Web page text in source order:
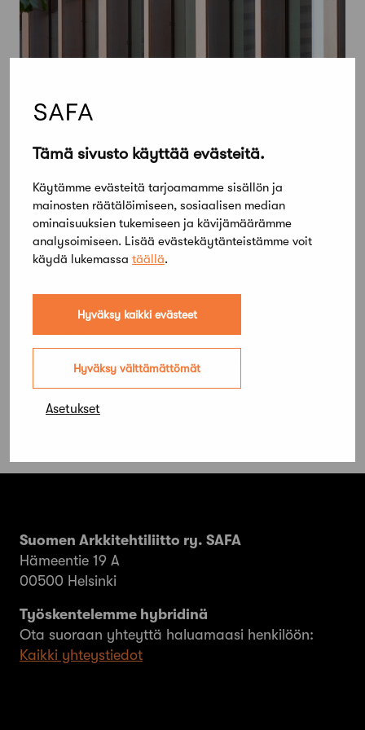
Tämä sivusto käyttää evästeitä.
Käytämme evästeitä tarjoamamme sisällön ja
mainosten räätälöimiseen, sosiaalisen median
ominaisuuksien tukemiseen ja kävijämäärämme
analysoimiseen. Lisää evästekäytänteistämme voit
käydä lukemassa täällä.
Hyväksy kaikki evästeet
Hyväksy välttämättömät
Asetukset
4 joulukuun, 2019
50 vuotta sitten: Miksi ei arkkitehti?
Suomen Arkkitehtiliitto ry. SAFA
Hämeentie 19 A
00500 Helsinki
Työskentelemme hybridinä
Ota suoraan yhteyttä haluamaasi henkilöön:
Kaikki yhteystiedot